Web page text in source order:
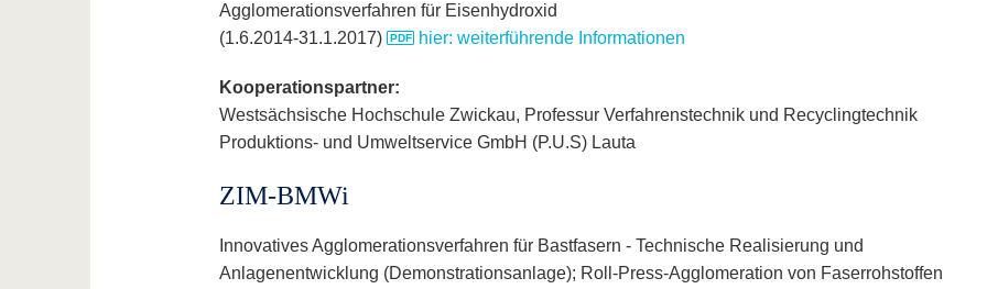
Agglomerationsverfahren für Eisenhydroxid
(1.6.2014-31.1.2017)
hier: weiterführende Informationen
Kooperationspartner:
Westsächsische Hochschule Zwickau, Professur Verfahrenstechnik und Recyclingtechnik
Produktions- und Umweltservice GmbH (P.U.S) Lauta
ZIM-BMWi
Innovatives Agglomerationsverfahren für Bastfasern - Technische Realisierung und
Anlagenentwicklung (Demonstrationsanlage); Roll-Press-Agglomeration von Faserrohstoffen